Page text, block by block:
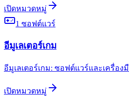
เปิดหมวดหมู่
1 ซอฟต์แวร์
อีมูเลเตอร์เกม
อีมูเลเตอร์เกม: ซอฟต์แวร์และเครื่อง
เปิดหมวดหมู่